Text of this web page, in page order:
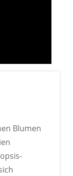
Blumen